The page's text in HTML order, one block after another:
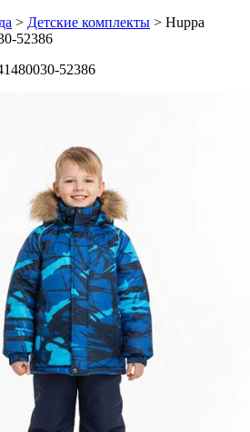
> Детские комплекты > Huppa
52386
52386